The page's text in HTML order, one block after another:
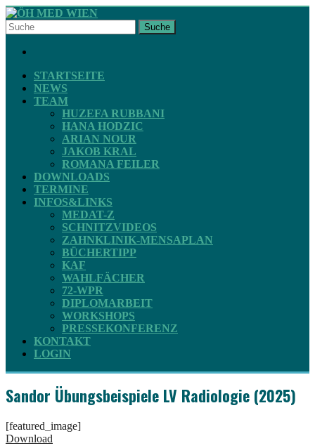
Skip
to
content
ÖH
MED
WIEN
ZAHNMEDIZIN
Suche
STARTSEITE
NEWS
TEAM
HUZEFA RUBBANI
HANA HODZIC
ARIAN NOUR
JAKOB KRAL
ROMANA FEILER
DOWNLOADS
TERMINE
INFOS&LINKS
MEDAT-Z
SCHNITZVIDEOS
ZAHNKLINIK-MENSAPLAN
BÜCHERTIPP
KAF
WAHLFÄCHER
72-WPR
DIPLOMARBEIT
WORKSHOPS
PRESSEKONFERENZ
KONTAKT
LOGIN
Sandor Übungsbeispiele LV Radiologie (2025)
[featured_image]
Download